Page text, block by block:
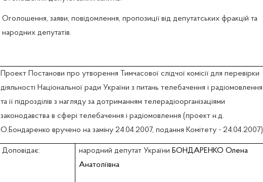
Оголошення, заяви, повідомлення, пропозиції від депутатських фракцій та
народних депутатів.
Проект Постанови про утворення Тимчасової слідчої комісії для перевірки
діяльності Національної ради України з питань телебачення і радіомовлення
та її підрозділів з нагляду за дотриманням телерадіоорганізаціями
законодавства в сфері телебачення і радіомовлення (проект н.д.
О.Бондаренко вручено на заміну 24.04.2007, подання Комітету - 24.04.2007)
Доповідає: народний депутат України БОНДАРЕНКО Олена
Анатоліївна